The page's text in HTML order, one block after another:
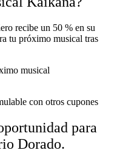
recibe un 50 % en su
tu próximo musical tras
musical
con otros cupones
para
Dorado.